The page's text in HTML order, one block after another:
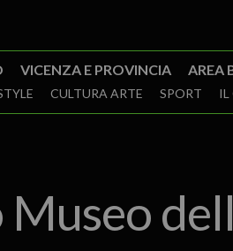
VICENZA E PROVINCIA AREA
CULTURA ARTE SPORT IL